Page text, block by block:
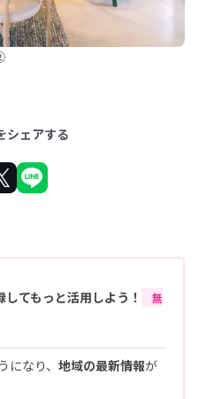
シェアする
てもっと活用しよう！
無
になり、 地域の最新情報が